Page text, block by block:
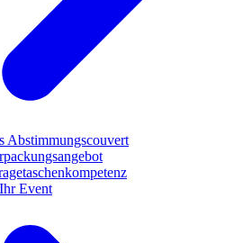
Abstimmungscouvert
Event